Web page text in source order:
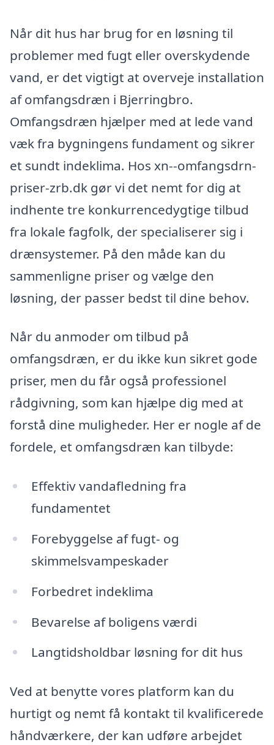
Når dit hus har brug for en løsning til
problemer med fugt eller overskydende
vand, er det vigtigt at overveje installation
af omfangsdræn i Bjerringbro.
Omfangsdræn hjælper med at lede vand
væk fra bygningens fundament og sikrer
et sundt indeklima. Hos xn--omfangsdrn-
priser-zrb.dk gør vi det nemt for dig at
indhente tre konkurrencedygtige tilbud
fra lokale fagfolk, der specialiserer sig i
drænsystemer. På den måde kan du
sammenligne priser og vælge den
løsning, der passer bedst til dine behov.
Når du anmoder om tilbud på
omfangsdræn, er du ikke kun sikret gode
priser, men du får også professionel
rådgivning, som kan hjælpe dig med at
forstå dine muligheder. Her er nogle af de
fordele, et omfangsdræn kan tilbyde:
Effektiv vandafledning fra
fundamentet
Forebyggelse af fugt- og
skimmelsvampeskader
Forbedret indeklima
Bevarelse af boligens værdi
Langtidsholdbar løsning for dit hus
Ved at benytte vores platform kan du
hurtigt og nemt få kontakt til kvalificerede
håndværkere, der kan udføre arbejdet